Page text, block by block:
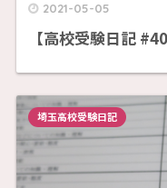
2021-05-05
【高校受験日記
埼玉高校受験日記